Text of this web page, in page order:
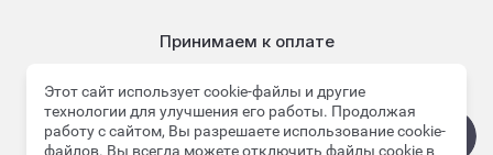
Принимаем к оплате
© 2022 - 2026 NORTH IVA
Этот сайт использует cookie-файлы и другие
технологии для улучшения его работы. Продолжая
работу с сайтом, Вы разрешаете использование cookie-
файлов. Вы всегда можете отключить файлы cookie в